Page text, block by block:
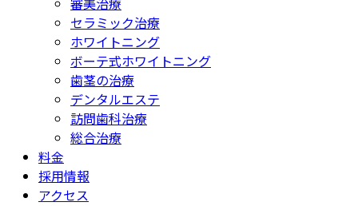
セラミック治療
ホワイトニング
ボーテ式ホワイトニング
歯茎の治療
デンタルエステ
訪問歯科治療
総合治療
料金
採用情報
アクセス